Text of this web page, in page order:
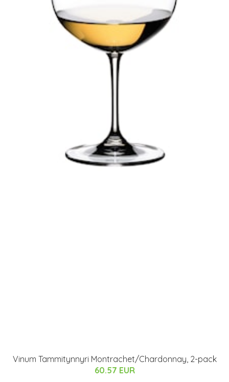
Vinum Tammitynnyri Montrachet/Chardonnay, 2-pack
60.57 EUR